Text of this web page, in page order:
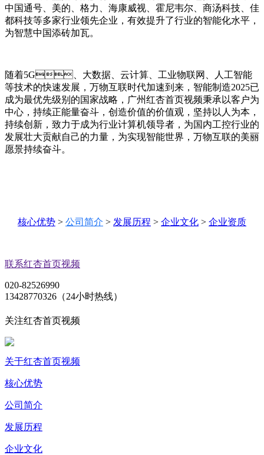
中国通号、美的、格力、海康威视、霍尼韦尔、商汤科技、佳
都科技等多家行业领先企业，有效提升了行业的智能化水平，
为智慧中国添砖加瓦。
随着5G、大数据、云计算、工业物联网、人工智能
等技术的快速发展，万物互联时代加速到来，智能制造2025已
成为最优先级别的国家战略，广州红杏首页视频秉承以客户为
中心，持续正能量奋斗，创造价值的价值观，坚持以人为本，
持续创新，致力于成为行业计算机领导者，为国内工控行业的
发展壮大贡献自己的力量，为实现智能世界，万物互联的美丽
愿景持续奋斗。
核心优势 > 公司简介 > 发展历程 > 企业文化 > 企业资质
联系红杏首页视频
020-82526990
13428770326（24小时热线）
关注红杏首页视频
关于红杏首页视频
核心优势
公司简介
发展历程
企业文化